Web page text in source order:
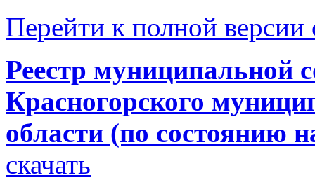
Перейти к полной версии
Реестр муниципальной
Красногорского
области (по состоянию
скачать